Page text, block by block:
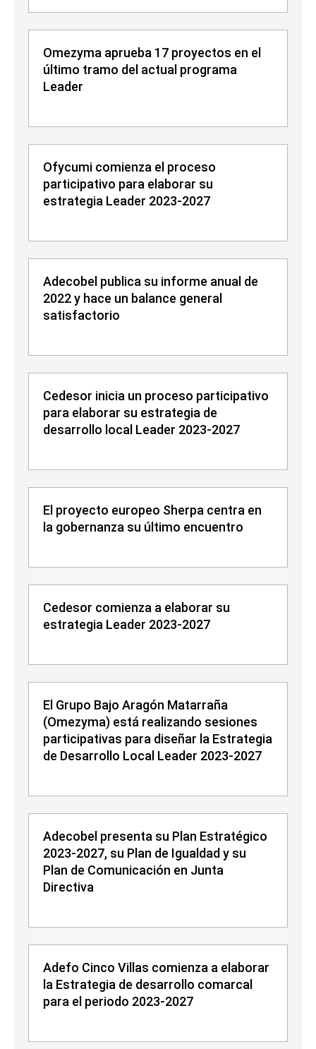
Omezyma aprueba 17 proyectos en el
último tramo del actual programa
Leader
Ofycumi comienza el proceso
participativo para elaborar su
estrategia Leader 2023-2027
Adecobel publica su informe anual de
2022 y hace un balance general
satisfactorio
Cedesor inicia un proceso participativo
para elaborar su estrategia de
desarrollo local Leader 2023-2027
El proyecto europeo Sherpa centra en
la gobernanza su último encuentro
Cedesor comienza a elaborar su
estrategia Leader 2023-2027
El Grupo Bajo Aragón Matarraña
(Omezyma) está realizando sesiones
participativas para diseñar la Estrategia
de Desarrollo Local Leader 2023-2027
Adecobel presenta su Plan Estratégico
2023-2027, su Plan de Igualdad y su
Plan de Comunicación en Junta
Directiva
Adefo Cinco Villas comienza a elaborar
la Estrategia de desarrollo comarcal
para el periodo 2023-2027